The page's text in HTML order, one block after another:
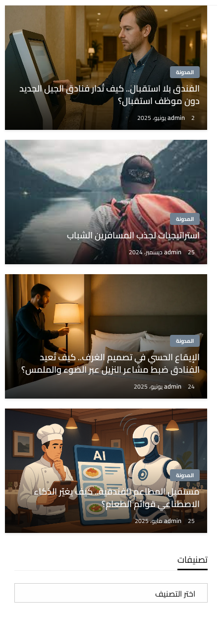
المدونة
الفندق بلا استقبال.. كيف تُدار فنادق الجيل الجديد
دون موظف استقبال؟
admin 2 يونيو، 2025
المدونة
استراتيجيات لجذب المسافرين الشباب
admin 25 ديسمبر، 2024
المدونة
الإيقاع الحسي في تصميم الغرف.. كيف تُعيد
الفنادق ضبط مشاعر النزيل عبر الضوء والملمس؟
admin 24 يونيو، 2025
المدونة
مستقبل المطاعم الفندقية.. كيف يغيّر الذكاء
الاصطناعي قوائم الطعام؟
admin 25 مايو، 2025
تصنيفات
تصنيفات